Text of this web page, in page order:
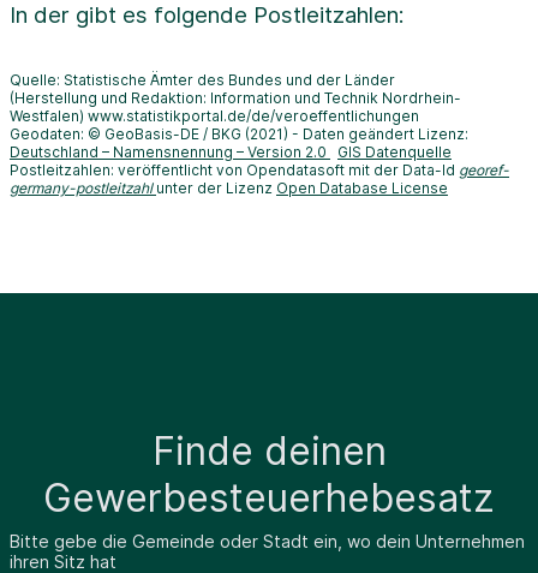
In der gibt es folgende Postleitzahlen:
Quelle: Statistische Ämter des Bundes und der Länder
(Herstellung und Redaktion: Information und Technik Nordrhein-
Westfalen) www.statistikportal.de/de/veroeffentlichungen
Geodaten: © GeoBasis-DE / BKG (2021) - Daten geändert Lizenz:
Deutschland – Namensnennung – Version 2.0
GIS Datenquelle
Postleitzahlen: veröffentlicht von Opendatasoft mit der Data-Id georef-
germany-postleitzahl unter der Lizenz Open Database License
Finde deinen
Gewerbesteuerhebesatz
Bitte gebe die Gemeinde oder Stadt ein, wo dein Unternehmen
ihren Sitz hat